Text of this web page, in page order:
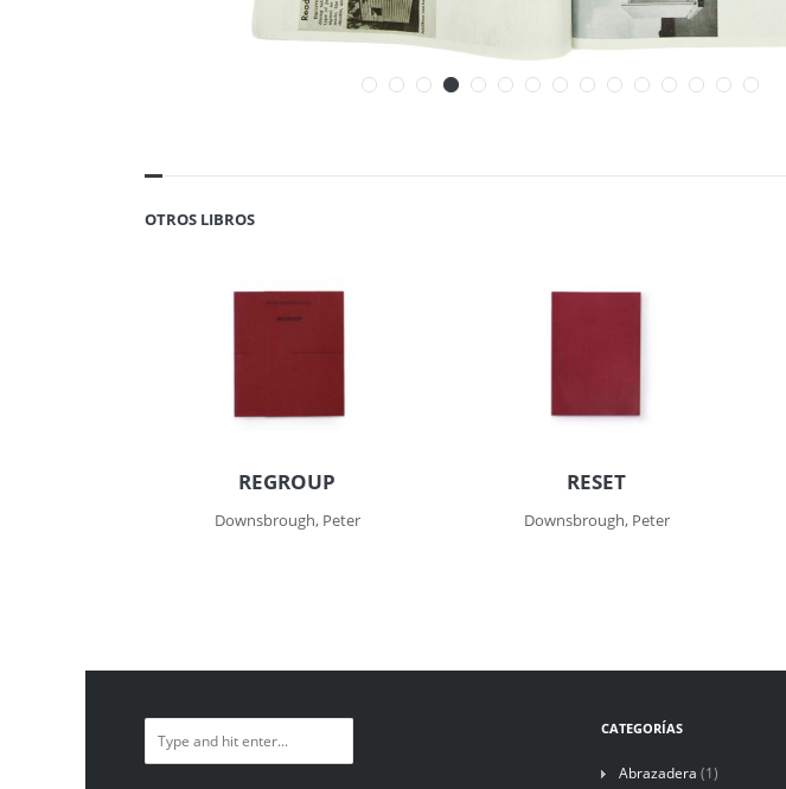
OTROS LIBROS
REGROUP
Downsbrough, Peter
RESET
Downsbrough, Peter
CATEGORÍAS
Abrazadera (1)